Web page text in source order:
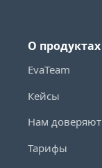
О продуктах
EvaTeam
Кейсы
Нам доверяют
Тарифы